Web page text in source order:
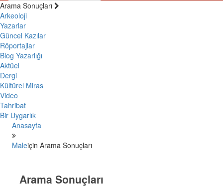
Arama Sonuçları
Arkeoloji
Yazarlar
Güncel Kazılar
Röportajlar
Blog Yazarlığı
Aktüel
Dergi
Kültürel Miras
Video
Tahribat
Bir Uygarlık
Anasayfa
Maleiçin Arama Sonuçları
Arama Sonuçları